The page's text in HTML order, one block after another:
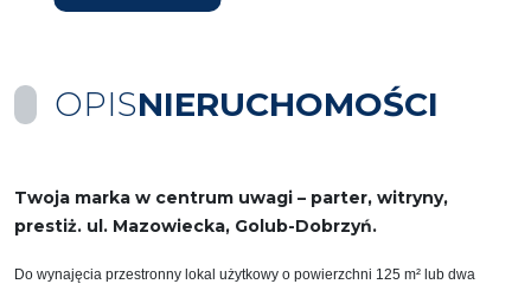
OPISNIERUCHOMOŚCI
Twoja marka w centrum uwagi – parter, witryny,
prestiż. ul. Mazowiecka, Golub-Dobrzyń.
Do wynajęcia przestronny lokal użytkowy o powierzchni 125 m² lub dwa